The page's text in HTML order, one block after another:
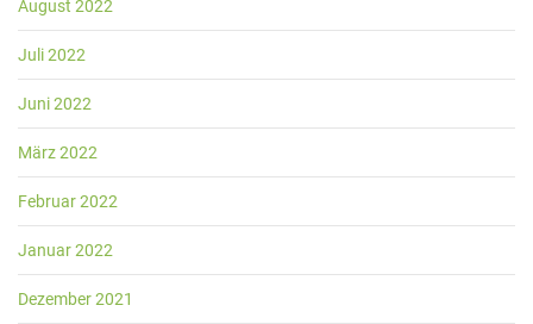
August 2022
Juli 2022
Juni 2022
März 2022
Februar 2022
Januar 2022
Dezember 2021